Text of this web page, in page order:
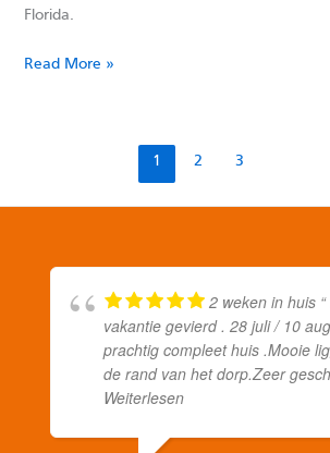
Florida.
Aufstieg
Read More »
1 2 3
2 weken in huis “
vakantie gevierd . 28 juli / 10
prachtig compleet huis .Mooie
de rand van het dorp.Zeer
Weiterlesen